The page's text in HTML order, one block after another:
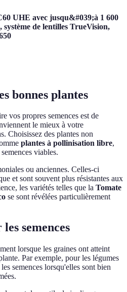
UHE avec jusqu&#039;à 1 600
de lentilles TrueVision,
bonnes plantes
vos propres semences est de
le mieux à votre
Choisissez des plantes non
plantes à pollinisation libre,
viables.
ou anciennes. Celles-ci
et sont souvent plus résistantes aux
les variétés telles que la Tomate
se sont révélées particulièrement
semences
lorsque les graines ont atteint
Par exemple, pour les légumes
semences lorsqu'elles sont bien